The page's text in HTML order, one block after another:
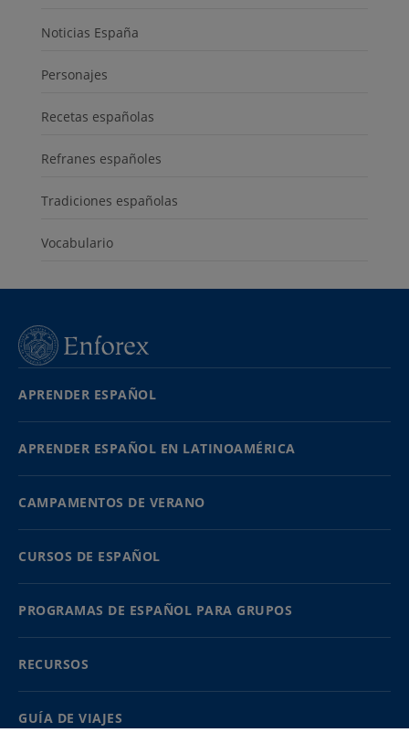
Noticias España
Personajes
Recetas españolas
Refranes españoles
Tradiciones españolas
Vocabulario
APRENDER ESPAÑOL
APRENDER ESPAÑOL EN LATINOAMÉRICA
CAMPAMENTOS DE VERANO
CURSOS DE ESPAÑOL
PROGRAMAS DE ESPAÑOL PARA GRUPOS
RECURSOS
GUÍA DE VIAJES